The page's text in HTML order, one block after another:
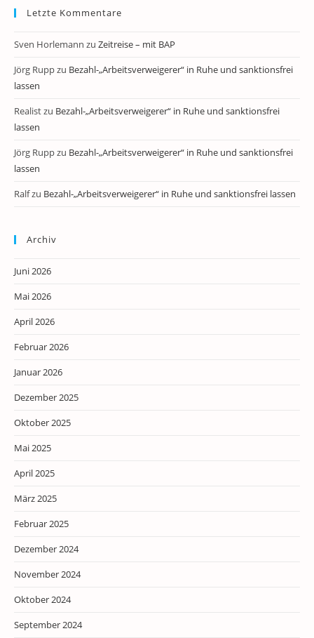
Letzte Kommentare
Sven Horlemann zu Zeitreise – mit BAP
Jörg Ruppzu Bezahl-„Arbeitsverweigerer“ in Ruhe und sanktionsfrei
lassen
Realistzu Bezahl-„Arbeitsverweigerer“ in Ruhe und sanktionsfrei
lassen
Jörg Ruppzu Bezahl-„Arbeitsverweigerer“ in Ruhe und sanktionsfrei
lassen
Ralfzu Bezahl-„Arbeitsverweigerer“ in Ruhe und sanktionsfrei lassen
Archiv
Juni 2026
Mai 2026
April 2026
Februar 2026
Januar 2026
Dezember 2025
Oktober 2025
Mai 2025
April 2025
März 2025
Februar 2025
Dezember 2024
November 2024
Oktober 2024
September 2024